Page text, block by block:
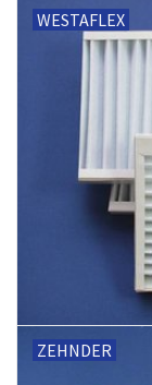
WESTAFLEX
ZEHNDER